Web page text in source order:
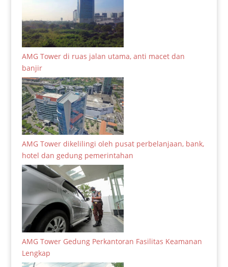
AMG Tower di ruas jalan utama, anti macet dan
banjir
AMG Tower dikelilingi oleh pusat perbelanjaan, bank,
hotel dan gedung pemerintahan
AMG Tower Gedung Perkantoran Fasilitas Keamanan
Lengkap